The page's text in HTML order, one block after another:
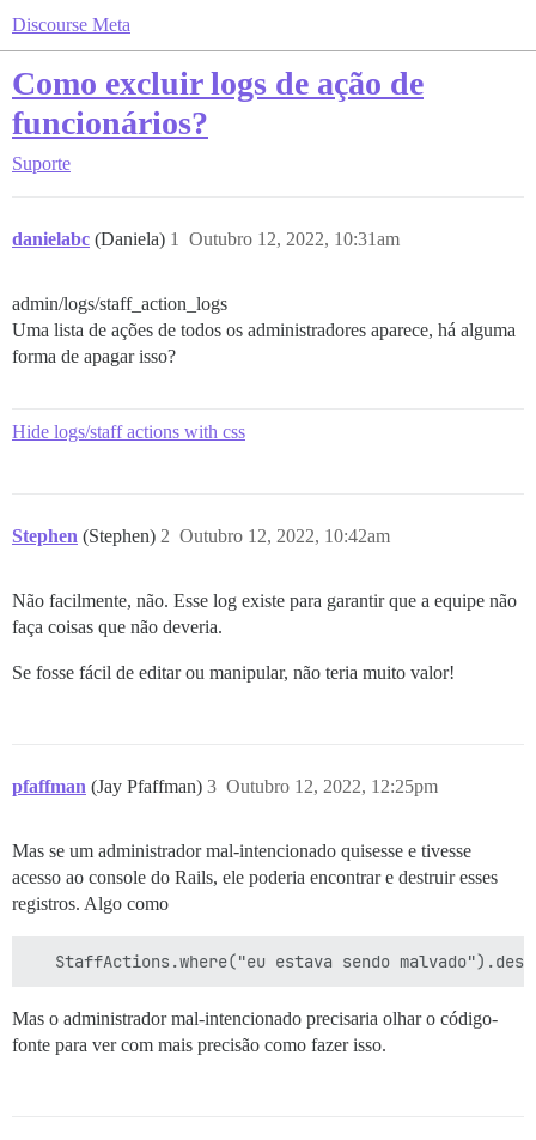
Discourse Meta
Como excluir logs de ação de
funcionários?
Suporte
danielabc (Daniela) Outubro 12, 2022, 10:31am
1
admin/logs/staff_action_logs
Uma lista de ações de todos os administradores aparece, há alguma
forma de apagar isso?
Hide logs/staff actions with css
Stephen (Stephen) Outubro 12, 2022, 10:42am
2
Não facilmente, não. Esse log existe para garantir que a equipe não
faça coisas que não deveria.
Se fosse fácil de editar ou manipular, não teria muito valor!
pfaffman (Jay Pfaffman) Outubro 12, 2022, 12:25pm
3
Mas se um administrador mal-intencionado quisesse e tivesse
acesso ao console do Rails, ele poderia encontrar e destruir esses
registros. Algo como
Mas o administrador mal-intencionado precisaria olhar o código-
fonte para ver com mais precisão como fazer isso.